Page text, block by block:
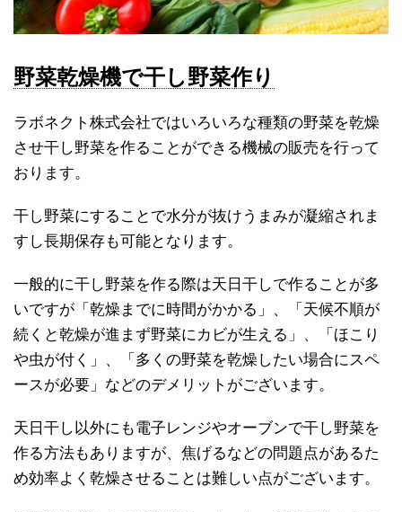
野菜乾燥機で干し野菜作り
ラボネクト株式会社ではいろいろな種類の野菜を乾燥
させ干し野菜を作ることができる機械の販売を行って
おります。
干し野菜にすることで水分が抜けうまみが凝縮されま
すし長期保存も可能となります。
一般的に干し野菜を作る際は天日干しで作ることが多
いですが「乾燥までに時間がかかる」、「天候不順が
続くと乾燥が進まず野菜にカビが生える」、「ほこり
や虫が付く」、「多くの野菜を乾燥したい場合にスペ
ースが必要」などのデメリットがございます。
天日干し以外にも電子レンジやオーブンで干し野菜を
作る方法もありますが、焦げるなどの問題点があるた
め効率よく乾燥させることは難しい点がございます。